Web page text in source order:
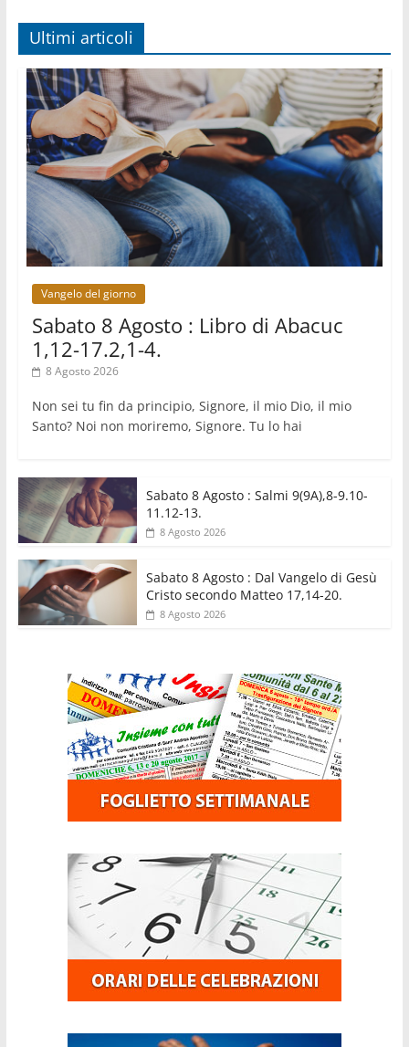
Argentina, l'arcivescovo Colombo: "La visita del
Papa messaggio di pace e dignità"
08.08.2026
Tonalestate 2026, i giovani sconfiggono la paura
08.08.2026
Marcinelle, 70 anni dopo istituita la Giornata
europea per le vittime sul lavoro
08.08.2026
Arabia Saudita, Turchia e Pakistan stringono una
nuova alleanza militare in Medio Oriente
08.08.2026
Il Papa in Perù, il cardinale Castillo: spinta
all'unità in mezzo alle sfide del Paese
Ultimi articoli
Vangelo del giorno
Sabato 8 Agosto : Libro di Abacuc
1,12-17.2,1-4.
8 Agosto 2026
Non sei tu fin da principio, Signore, il mio Dio, il mio
Santo? Noi non moriremo, Signore. Tu lo hai
Sabato 8 Agosto : Salmi 9(9A),8-9.10-
11.12-13.
8 Agosto 2026
Sabato 8 Agosto : Dal Vangelo di Gesù
Cristo secondo Matteo 17,14-20.
8 Agosto 2026